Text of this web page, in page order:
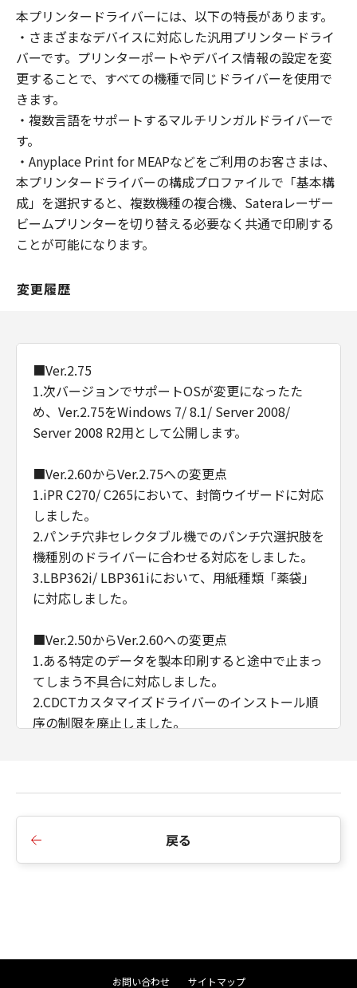
本プリンタードライバーには、以下の特長があります。
・さまざまなデバイスに対応した汎用プリンタードライ
バーです。プリンターポートやデバイス情報の設定を変
更することで、すべての機種で同じドライバーを使用で
きます。
・複数言語をサポートするマルチリンガルドライバーで
す。
・Anyplace Print for MEAPなどをご利用のお客さまは、
本プリンタードライバーの構成プロファイルで「基本構
成」を選択すると、複数機種の複合機、Sateraレーザー
ビームプリンターを切り替える必要なく共通で印刷する
ことが可能になります。
変更履歴
■Ver.2.75
1.次バージョンでサポートOSが変更になったた
め、Ver.2.75をWindows 7/ 8.1/ Server 2008/
Server 2008 R2用として公開します。
■Ver.2.60からVer.2.75への変更点
1.iPR C270/ C265において、封筒ウイザードに対応
しました。
2.パンチ穴非セレクタブル機でのパンチ穴選択肢を
機種別のドライバーに合わせる対応をしました。
3.LBP362i/ LBP361iにおいて、用紙種類「薬袋」
に対応しました。
■Ver.2.50からVer.2.60への変更点
1.ある特定のデータを製本印刷すると途中で止まっ
てしまう不具合に対応しました。
2.CDCTカスタマイズドライバーのインストール順
序の制限を廃止しました。
を変更しました。
2.インストーラーの探索時にSNMPコミュニティ名
戻る
お問い合わせ サイトマップ